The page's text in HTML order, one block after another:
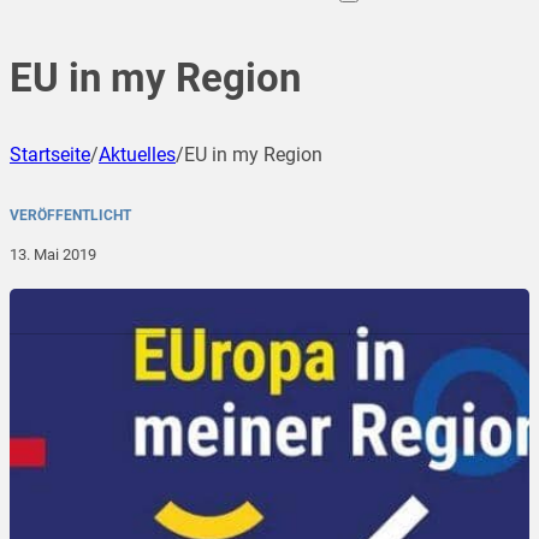
EU in my Region
Startseite/Aktuelles/EU in my Region
VERÖFFENTLICHT
13. Mai 2019